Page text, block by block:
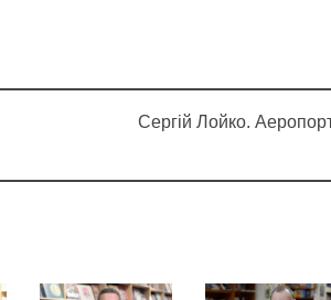
Сергій Лойко.